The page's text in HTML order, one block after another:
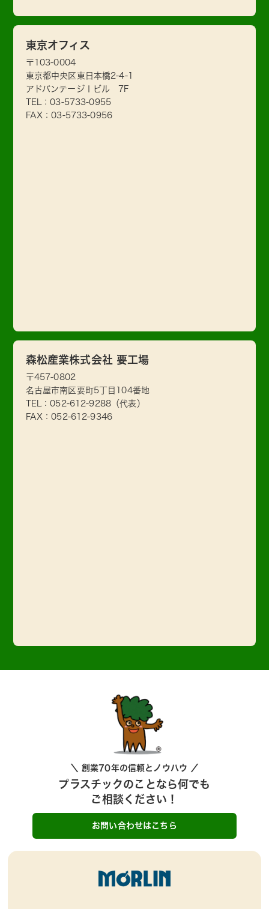
東京オフィス
〒103-0004
東京都中央区東日本橋2-4-1
アドバンテージⅠビル 7F
TEL：03-5733-0955
FAX：03-5733-0956
森松産業株式会社 要工場
〒457-0802
名古屋市南区要町5丁目104番地
TEL：052-612-9288 （代表）
FAX：052-612-9346
＼ 創業70年の信頼とノウハウ ／
プラスチックのことなら何でも
ご相談ください！
お問い合わせはこちら